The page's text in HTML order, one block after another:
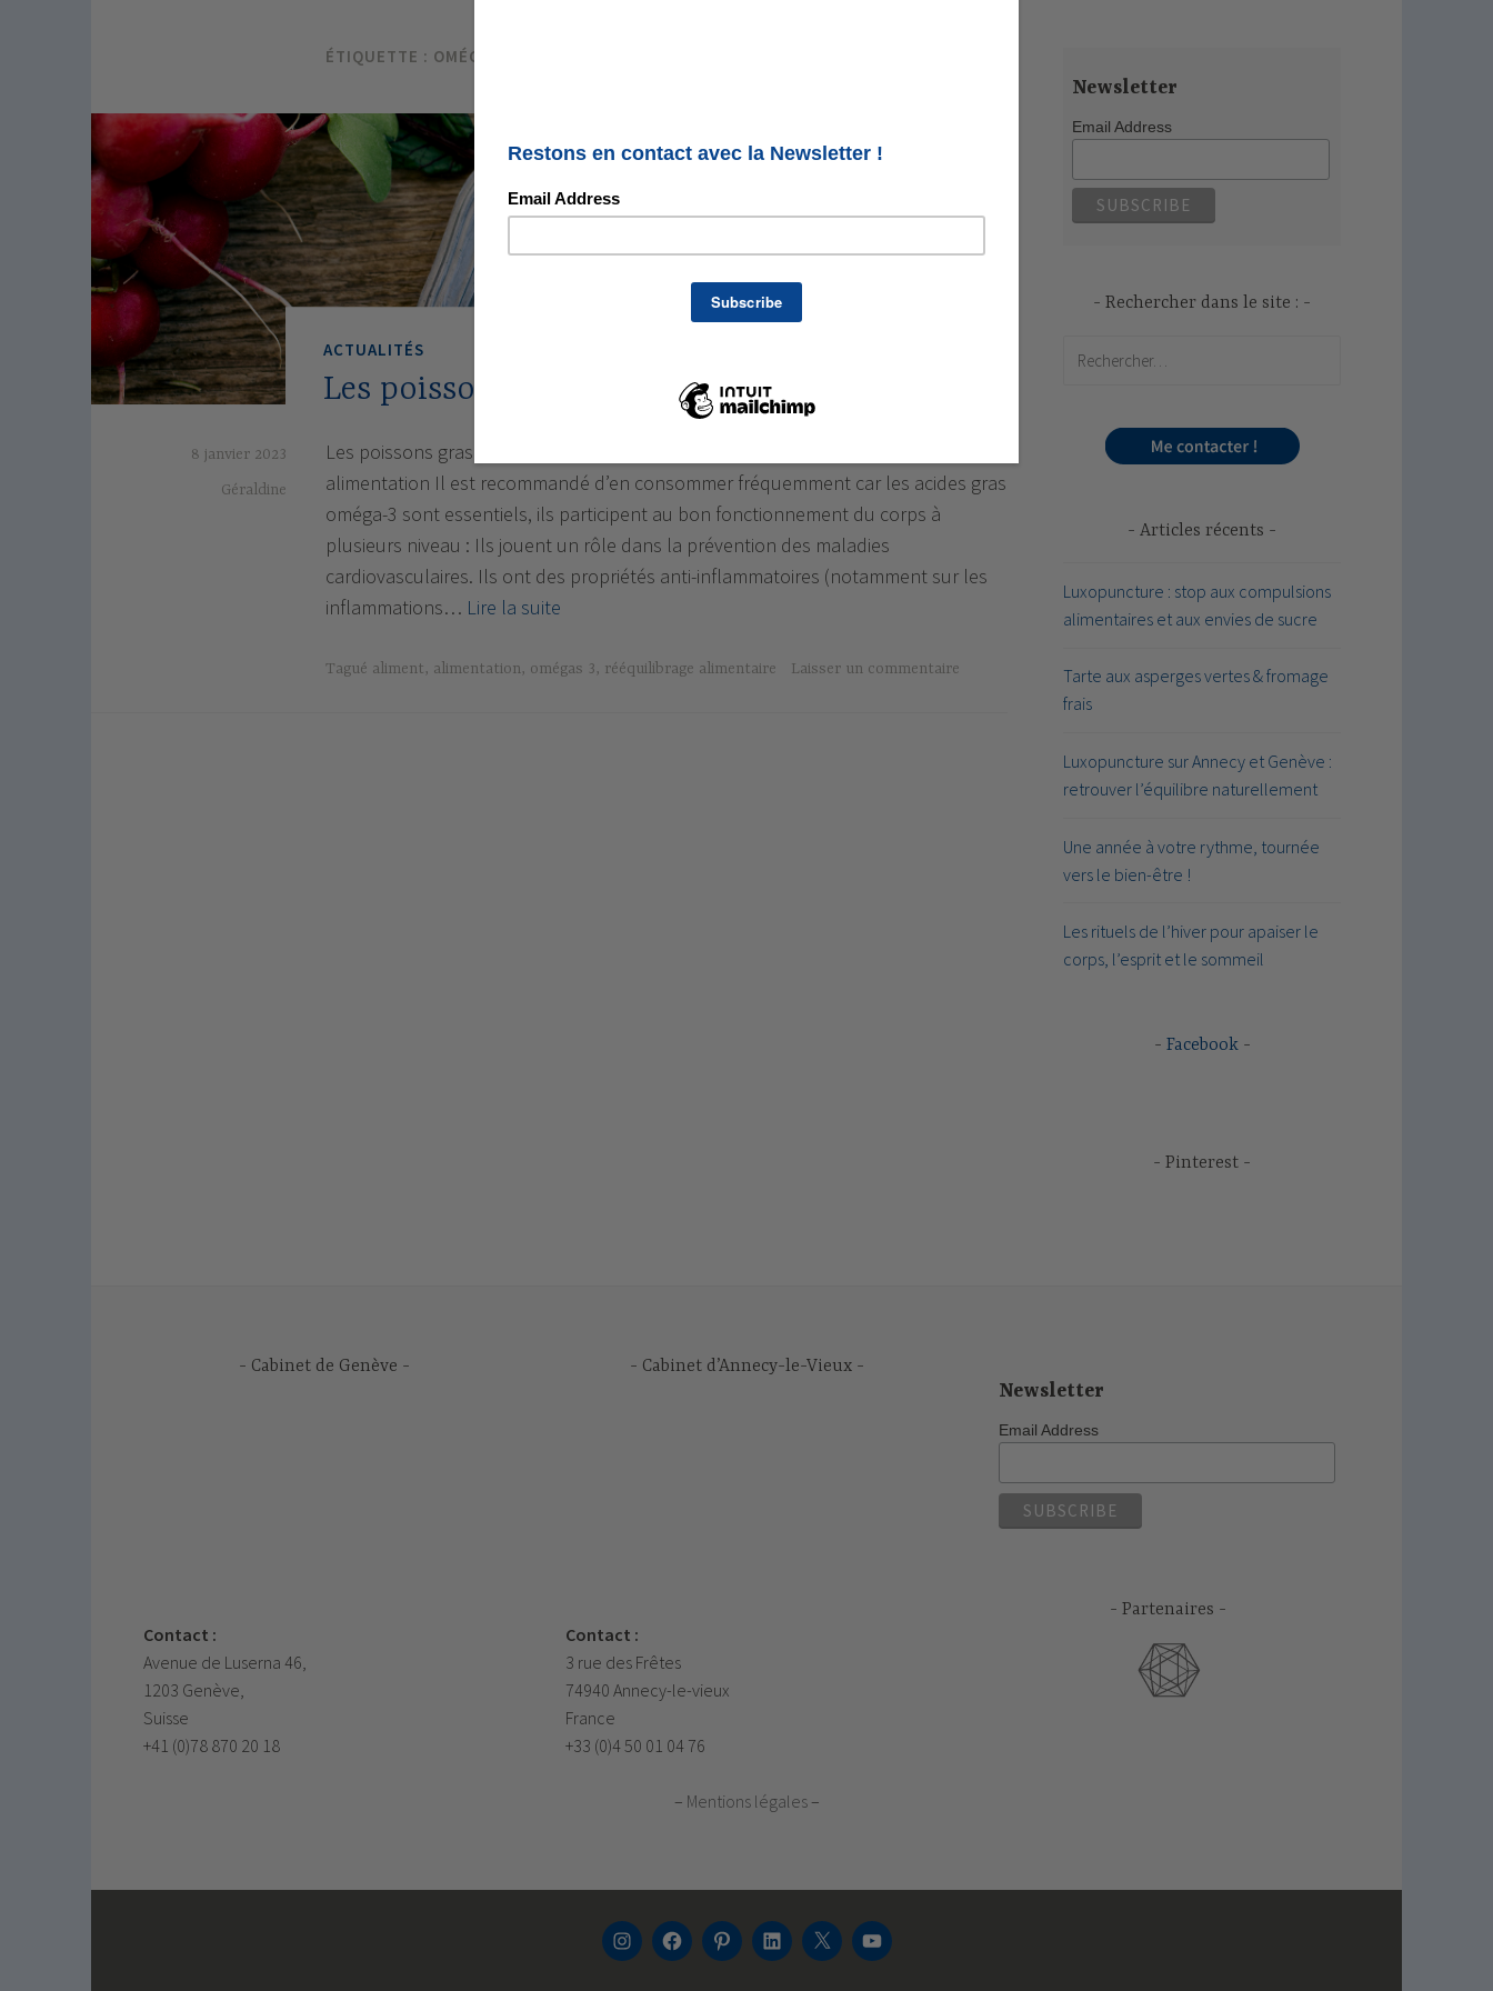
ÉTIQUETTE : OMÉGAS 3
ACTUALITÉS
Les poissons gras
8 janvier 2023
Géraldine
Les poissons gras sont une source importante d’omégas 3 dans notre
alimentation Il est recommandé d’en consommer fréquemment car les acides gras
oméga-3 sont essentiels, ils participent au bon fonctionnement du corps à
plusieurs niveau : Ils jouent un rôle dans la prévention des maladies
cardiovasculaires. Ils ont des propriétés anti-inflammatoires (notamment sur les
inflammations… Lire la suite
gras
Tagué aliment, alimentation, omégas 3, rééquilibrage alimentaire Laisser un commentaire
Newsletter
Email Address
Rechercher dans le site :
Articles récents
Luxopuncture : stop aux compulsions
alimentaires et aux envies de sucre
Tarte aux asperges vertes & fromage
frais
Luxopuncture sur Annecy et Genève :
retrouver l’équilibre naturellement
Une année à votre rythme, tournée
vers le bien-être !
Les rituels de l’hiver pour apaiser le
corps, l’esprit et le sommeil
Facebook
Pinterest
Cabinet de Genève
Contact :
Avenue de Luserna 46,
1203 Genève,
Suisse
+41 (0)78 870 20 18
Cabinet d’Annecy-le-Vieux
Contact :
3 rue des Frêtes
74940 Annecy-le-vieux
France
+33 (0)4 50 01 04 76
– Mentions légales–
Newsletter
Email Address
Partenaires
INSTAGRAM
FACEBOOK
PINTEREST
LINKEDIN
TWITTERYOUTUBE